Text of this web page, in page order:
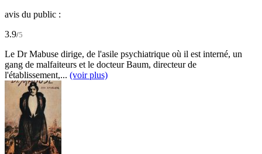
avis du public :
3.9/5
Le Dr Mabuse dirige, de l'asile psychiatrique où il est interné, un
gang de malfaiteurs et le docteur Baum, directeur de
l'établissement,... (voir plus)